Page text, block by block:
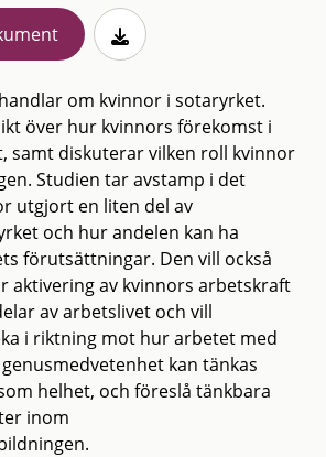
om kvinnor i sotaryrket.
över hur kvinnors förekomst i
samt diskuterar vilken roll kvinnor
Studien tar avstamp i det
utgjort en liten del av
och hur andelen kan ha
förutsättningar. Den vill också
aktivering av kvinnors arbetskraft
av arbetslivet och vill
i riktning mot hur arbetet med
kan tänkas
helhet, och föreslå tänkbara
inom